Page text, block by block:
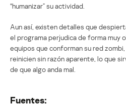
“humanizar” su actividad.
Aun así, existen detalles que
el programa perjudica de forma muy
equipos que conforman su red
reinicien sin razón aparente, lo que
de que algo anda mal.
Fuentes: